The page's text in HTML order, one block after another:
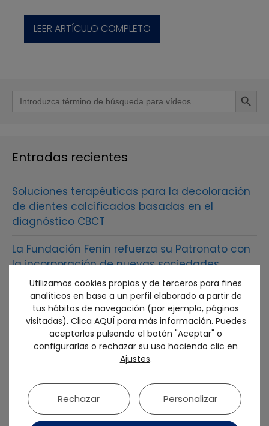
LEER ARTÍCULO COMPLETO
Buscar: Botón de
Entradas recientes
Soluciones terapéuticas para la decoloración
de dientes calcificados basadas en el
diagnóstico CBCT
La Fundación Fenin refuerza su Patronato con
la incorporación de nuevas sociedades
científicas
La mejor odontología restauradora
interdisciplinar y digitalizada reunió en Bilbao
a más de 2.500 profesionales del sector en el
54 congreso anual de SEPES
Medalla de Oro de la sociedad
El futuro de la prótesis sobre implantes debe
Utilizamos cookies propias y de terceros para fines
analíticos en base a un perfil elaborado a partir de
tus hábitos de navegación (por ejemplo, páginas
visitadas). Clica AQUÍ para más información. Puedes
aceptarlas pulsando el botón "Aceptar" o
configurarlas o rechazar su uso haciendo clic en
Ajustes.
Rechazar Personalizar